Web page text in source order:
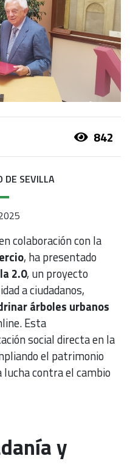
842
DE SEVILLA
colaboración con la
, ha presentado
2.0, un proyecto
a ciudadanos,
árboles urbanos
Esta
social directa en la
el patrimonio
contra el cambio
y